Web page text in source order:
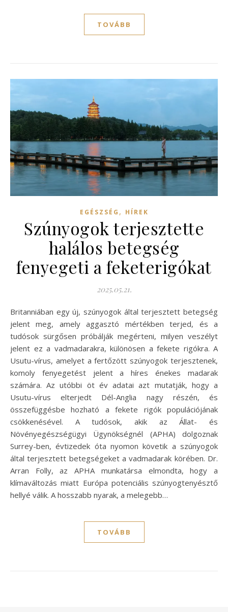
TOVÁBB
EGÉSZSÉG , HÍREK
Szúnyogok terjesztette
halálos betegség
fenyegeti a feketerigókat
2025.05.21.
Britanniában egy új, szúnyogok által terjesztett betegség
jelent meg, amely aggasztó mértékben terjed, és a
tudósok sürgősen próbálják megérteni, milyen veszélyt
jelent ez a vadmadarakra, különösen a fekete rigókra. A
Usutu-vírus, amelyet a fertőzött szúnyogok terjesztenek,
komoly fenyegetést jelent a híres énekes madarak
számára. Az utóbbi öt év adatai azt mutatják, hogy a
Usutu-vírus elterjedt Dél-Anglia nagy részén, és
összefüggésbe hozható a fekete rigók populációjának
csökkenésével. A tudósok, akik az Állat- és
Növényegészségügyi Ügynökségnél (APHA) dolgoznak
Surrey-ben, évtizedek óta nyomon követik a szúnyogok
által terjesztett betegségeket a vadmadarak körében. Dr.
Arran Folly, az APHA munkatársa elmondta, hogy a
klímaváltozás miatt Európa potenciális szúnyogtenyésztő
hellyé válik. A hosszabb nyarak, a melegebb…
TOVÁBB